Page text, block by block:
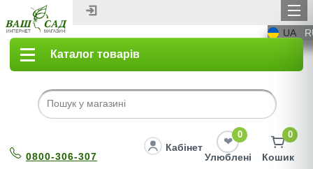
UA
Каталог товарів
0800-306-307
Кабінет
0
Улюблені
0
Кошик